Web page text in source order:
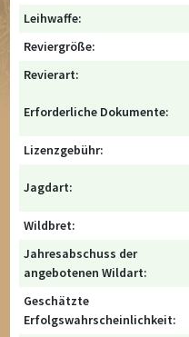
Leihwaffe:
Reviergröße:
Revierart:
Erforderliche Dokumente:
Lizenzgebühr:
Jagdart:
Wildbret:
Jahresabschuss der
angebotenen Wildart:
Geschätzte
Erfolgswahrscheinlichkeit: